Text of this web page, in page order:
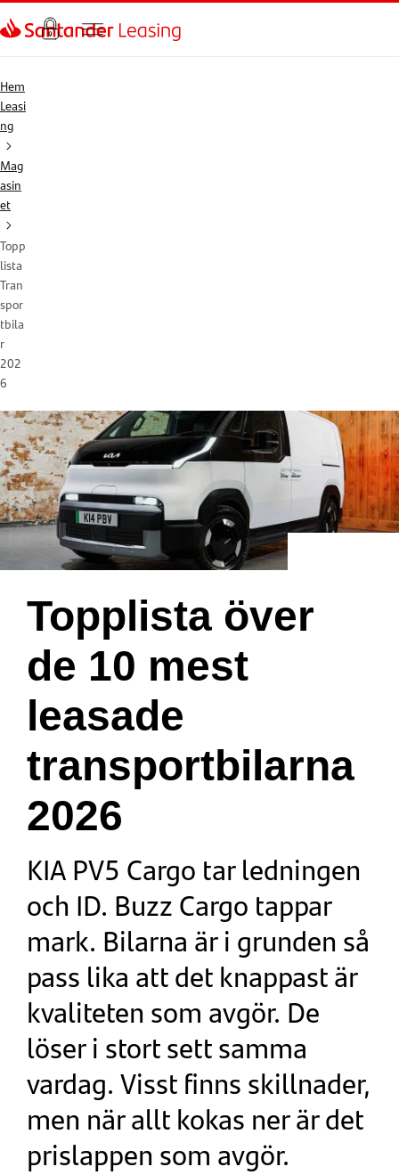
Hem
Leasi
ng
Mag
asin
et
Topp
lista
Tran
spor
tbila
r
202
6
Topplista över
de 10 mest
leasade
transportbilarna
2026
KIA PV5 Cargo tar ledningen
och ID. Buzz Cargo tappar
mark. Bilarna är i grunden så
pass lika att det knappast är
kvaliteten som avgör. De
löser i stort sett samma
vardag. Visst finns skillnader,
men när allt kokas ner är det
prislappen som avgör.